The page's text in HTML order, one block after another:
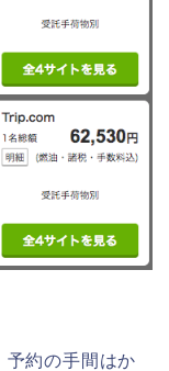
予約の手間はか